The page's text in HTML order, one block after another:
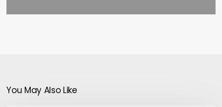
You May Also Like